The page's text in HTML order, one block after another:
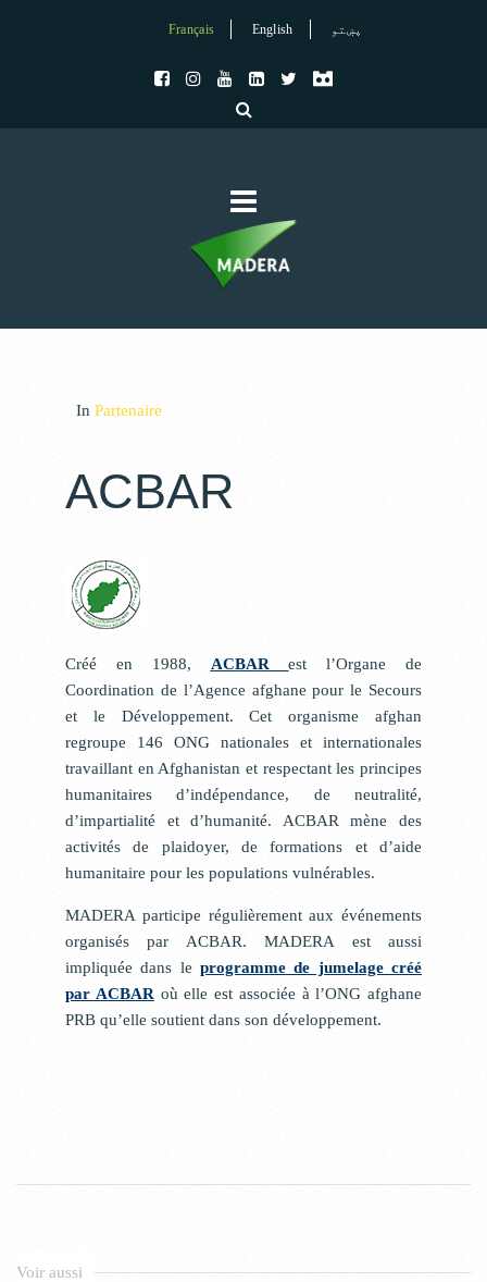
Français English پښتو
In Partenaire
ACBAR
Créé en 1988, ACBARest l’Organe de
Coordination de l’Agence afghane pour le Secours
et le Développement. Cet organisme afghan
regroupe 146 ONG nationales et internationales
travaillant en Afghanistan et respectant les principes
humanitaires d’indépendance, de neutralité,
d’impartialité et d’humanité. ACBAR mène des
activités de plaidoyer, de formations et d’aide
humanitaire pour les populations vulnérables.
MADERA participe régulièrement aux événements
organisés par ACBAR. MADERA est aussi
impliquée dans le programme de jumelage créé
par ACBAR où elle est associée à l’ONG afghane
PRB qu’elle soutient dans son développement.
Voir aussi